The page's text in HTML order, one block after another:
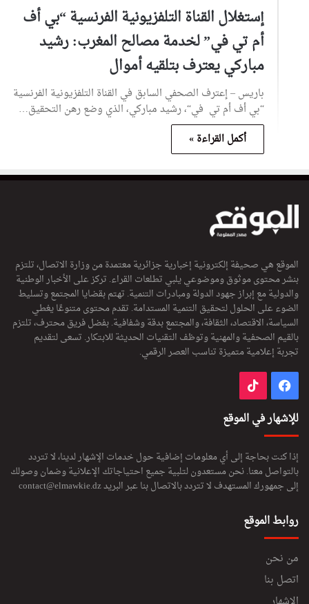
إستغلال القناة التلفزيونية الفرنسية “بي أف
أم تي في” لخدمة مصالح المغرب: رشيد
مباركي يعترف بتلقيه أموال
باريس – إعترف الصحفي السابق في القناة التلفزيونية الفرنسية
“بي أف أم تي في“، رشيد مباركي، الذي وضع رهن التحقيق…
أكمل القراءة »
الموقع هي صحيفة إلكترونية إخبارية جزائرية معتمدة من وزارة الاتصال، تلتزم
بنشر محتوى موثوق وموضوعي يلبي تطلعات القراء. تركز على الأخبار الوطنية
والدولية مع إبراز جهود الدولة ومبادرات التنمية. تهتم بقضايا المجتمع وتسليط
الضوء على الحلول لتحقيق التنمية المستدامة. تقدم محتوى متنوعًا يغطي
السياسة، الاقتصاد، الثقافة، والمجتمع بدقة وشفافية. بفضل فريق محترف، تلتزم
بالقيم الصحفية والمهنية وتوظف التقنيات الحديثة للابتكار. تسعى لتقديم
تجربة إعلامية متميزة تناسب العصر الرقمي.
فيسبوك
للإشهار في الموقع
إذا كنت بحاجة إلى أي معلومات إضافية حول خدمات الإشهار لدينا، لا تتردد
بالتواصل معنا. نحن مستعدون لتلبية جميع احتياجاتك الإعلانية وضمان وصولك
إلى جمهورك المستهدف لا تتردد بالاتصال بنا عبر البريدcontact@elmawkie.dz
روابط الموقع
من نحن
اتصل بنا